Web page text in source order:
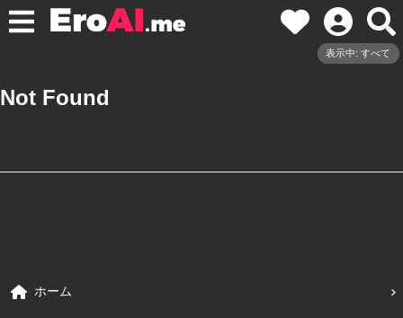
表示中: すべて
Not Found
ホーム